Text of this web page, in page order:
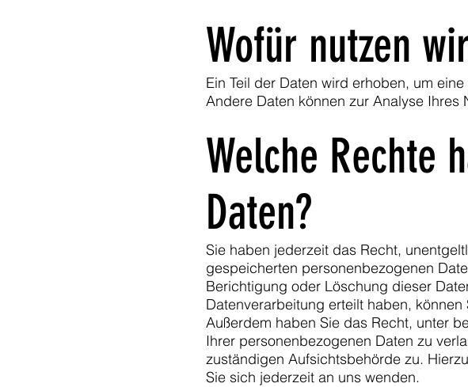
Wofür nutzen
Ein Teil der Daten wird erhoben, um
Andere Daten können zur Analyse
Welche Rechte
Daten?
Sie haben jederzeit das Recht,
gespeicherten personenbezogenen
Berichtigung oder Löschung dieser
Datenverarbeitung erteilt haben,
Außerdem haben Sie das Recht, unter
Ihrer personenbezogenen Daten zu
zuständigen Aufsichtsbehörde zu.
Sie sich jederzeit an uns wenden.